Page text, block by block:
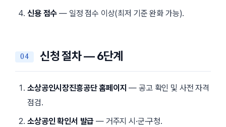
신용 점수 — 일정 점수 이상(최저 기준 완화 가능).
신청 절차 — 6단계
소상공인시장진흥공단 홈페이지 — 공고 확인 및 사전 자격
점검.
소상공인 확인서 발급 — 거주지 시·군·구청.